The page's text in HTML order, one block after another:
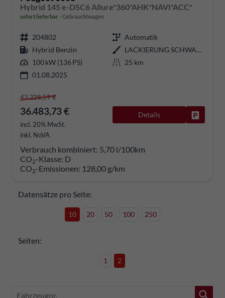
Hybrid 145 e-DSC6 Allure*360*AHK*NAVI*ACC*
sofort lieferbar Gebrauchtwagen
204802
Automatik
Hybrid Benzin
LACKIERUNG SCHWARZ PERLA NERATYP AUSSENVERKLEIDUNG -LACKIERUNG
100 kW (136 PS)
25 km
01.08.2025
43.228,59 €
36.483,73 €
incl. 20% MwSt.
inkl. NoVA
Details
Verbrauch kombiniert: 5,70 l/100km
CO2-Klasse: D
CO2-Emissionen: 128,00 g/km
Datensätze pro Seite:
10 20 50 100 250
Seiten:
1 2
Fahrzeugnr.